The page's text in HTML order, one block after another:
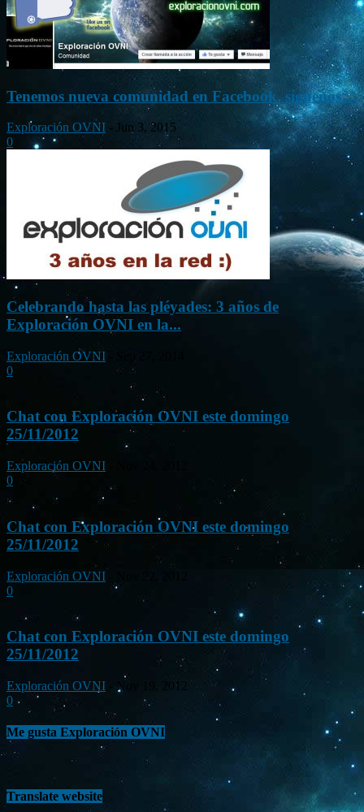
Tenemos nueva comunidad en Facebook, síguenos…
Exploración OVNI - Jun 3, 2015
0
Celebrando hasta las pléyades: 3 años de
Exploración OVNI en la...
Exploración OVNI
0
Chat con Exploración OVNI este domingo
25/11/2012
Exploración OVNI
0
Chat con Exploración OVNI este domingo
25/11/2012
Exploración OVNI
0
Chat con Exploración OVNI este domingo
25/11/2012
Exploración OVNI
Nov 19, 2012
0
Me gusta Exploración OVNI
Translate website